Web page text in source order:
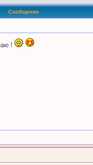
Сообщение
!